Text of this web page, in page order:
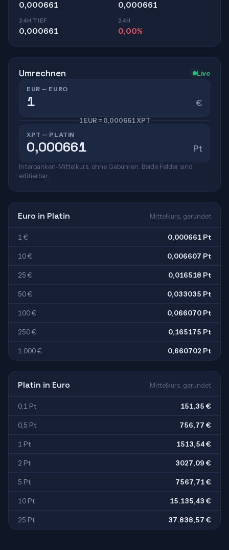
0,000661 0,000661
24H TIEF
0,000661
24H
0,00%
Umrechnen Live
EUR — EURO
€
1 EUR = 0,000661 XPT
XPT — PLATIN
Pt
Interbanken-Mittelkurs, ohne Gebühren. Beide Felder sind
editierbar.
Euro in Platin Mittelkurs, gerundet
1 € 0,000661 Pt
10 € 0,006607 Pt
25 € 0,016518 Pt
50 € 0,033035 Pt
100 € 0,066070 Pt
250 € 0,165175 Pt
1.000 € 0,660702 Pt
Platin in Euro Mittelkurs, gerundet
0,1 Pt 151,35 €
0,5 Pt 756,77 €
1 Pt 1513,54 €
2 Pt 3027,09 €
5 Pt 7567,71 €
10 Pt 15.135,43 €
25 Pt 37.838,57 €